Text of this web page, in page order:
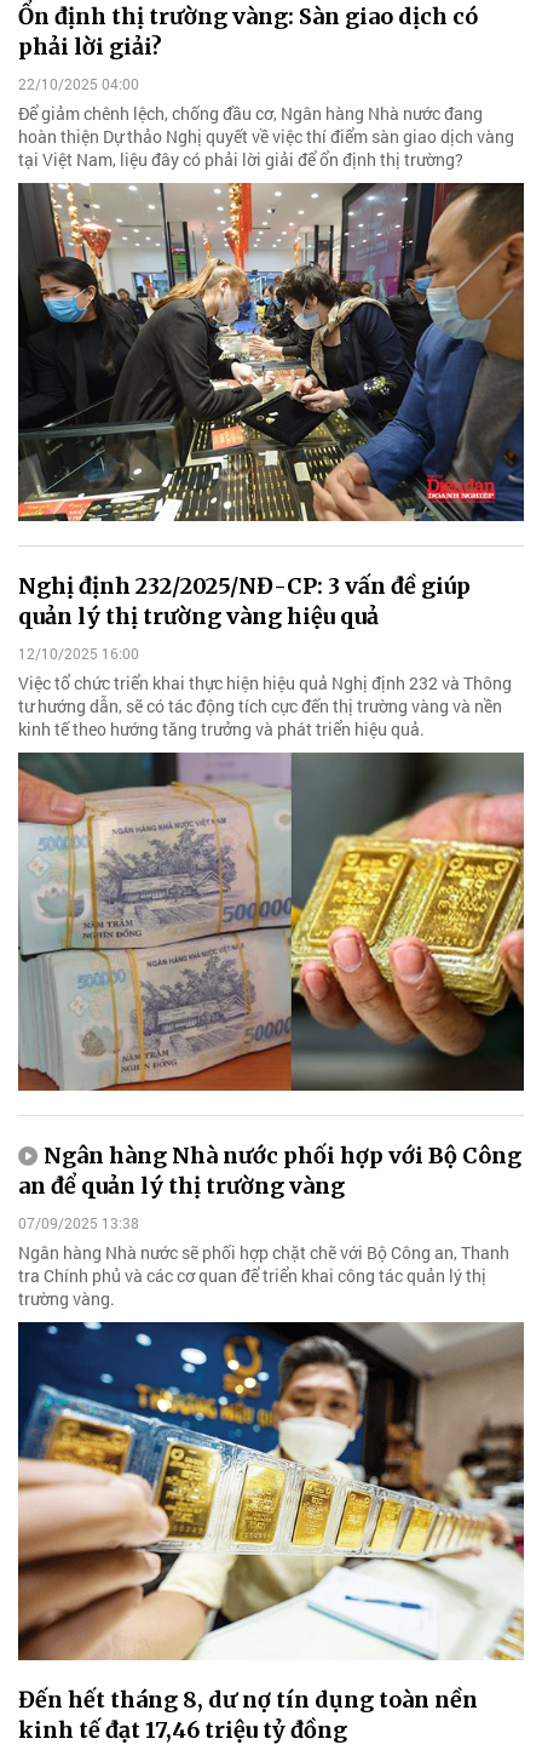
Ổn định thị trường vàng: Sàn giao dịch có
phải lời giải?
22/10/2025 04:00
Để giảm chênh lệch, chống đầu cơ, Ngân hàng Nhà nước đang
hoàn thiện Dự thảo Nghị quyết về việc thí điểm sàn giao dịch vàng
tại Việt Nam, liệu đây có phải lời giải để ổn định thị trường?
Nghị định 232/2025/NĐ-CP: 3 vấn đề giúp
quản lý thị trường vàng hiệu quả
12/10/2025 16:00
Việc tổ chức triển khai thực hiện hiệu quả Nghị định 232 và Thông
tư hướng dẫn, sẽ có tác động tích cực đến thị trường vàng và nền
kinh tế theo hướng tăng trưởng và phát triển hiệu quả.
Ngân hàng Nhà nước phối hợp với Bộ Công
an để quản lý thị trường vàng
07/09/2025 13:38
Ngân hàng Nhà nước sẽ phối hợp chặt chẽ với Bộ Công an, Thanh
tra Chính phủ và các cơ quan để triển khai công tác quản lý thị
trường vàng.
Đến hết tháng 8, dư nợ tín dụng toàn nền
kinh tế đạt 17,46 triệu tỷ đồng